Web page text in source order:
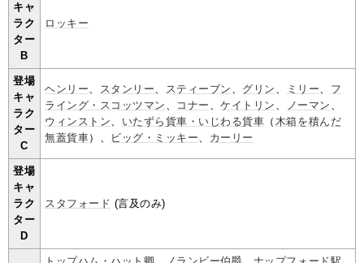
キャ
ラク
ター
B
ロッキー
登場
キャ
ラク
ター
C
ヘンリー、 スタンリー、 スティーブン 、 グリン 、 ミリー、 フ
ライング・スコッツマン 、 コナー 、ケイトリン 、 ノーマン 、
ウィンストン、 いたずら貨車・いじわる貨車 （ 木箱を積んだ
無蓋貨車）、 ビッグ・ミッキー、 カーリー
登場
キャ
ラク
ター
D
スタフォード (言及のみ)